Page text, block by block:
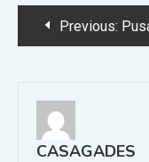
PostPrevious: Pusat Knowledge
CASAGADES